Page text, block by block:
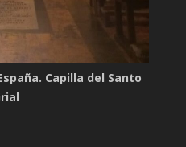
Capilla del Santo